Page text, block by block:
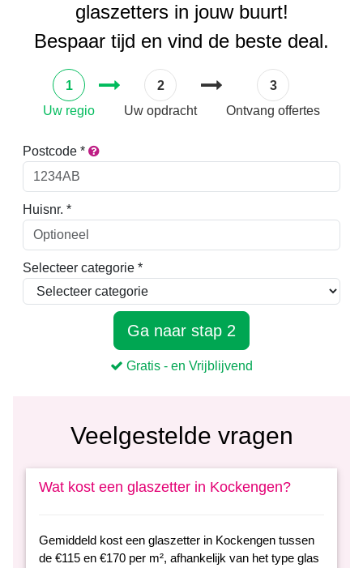
glaszetters in jouw buurt!
Bespaar tijd en vind de beste deal.
Veelgestelde vragen
Wat kost een glaszetter in Kockengen?
Gemiddeld kost een glaszetter in Kockengen tussen
de €115 en €170 per m², afhankelijk van het type glas